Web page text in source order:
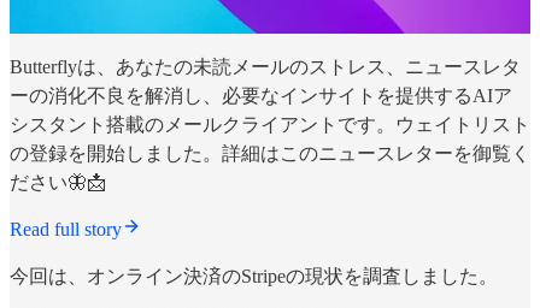
Butterflyは、あなたの未読メールのストレス、ニュースレタ
ーの消化不良を解消し、必要なインサイトを提供するAIア
シスタント搭載のメールクライアントです。ウェイトリスト
の登録を開始しました。詳細はこのニュースレターを御覧く
ださい🦋📩
Read full story
今回は、オンライン決済のStripeの現状を調査しました。